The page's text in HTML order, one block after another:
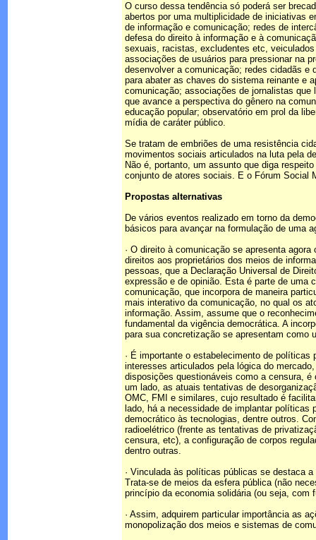
O curso dessa tendência só poderá ser
abertos por uma multiplicidade de iniciativas
de informação e comunicação; redes de
defesa do direito à informação e à
sexuais, racistas, excludentes etc,
associações de usuários para pressionar na
desenvolver a comunicação; redes cidadãs e
para abater as chaves do sistema reinante e
comunicação; associações de jornalistas que
que avance a perspectiva do gênero na
educação popular; observatório em prol da
mídia de caráter público.
Se tratam de embriões de uma resistência
movimentos sociais articulados na luta pela
Não é, portanto, um assunto que diga
conjunto de atores sociais. E o Fórum Social
Propostas alternativas
De vários eventos realizado em torno da
básicos para avançar na formulação de uma
· O direito à comunicação se apresenta
direitos aos proprietários dos meios de
pessoas, que a Declaração Universal de
expressão e de opinião. Esta é parte de uma
comunicação, que incorpora de maneira
mais interativo da comunicação, no qual os
informação. Assim, assume que o
fundamental da vigência democrática. A
para sua concretização se apresentam como
· É importante o estabelecimento de
interesses articulados pela lógica do
disposições questionáveis como a censura,
um lado, as atuais tentativas de
OMC, FMI e similares, cujo resultado é
lado, há a necessidade de implantar políticas
democrático às tecnologias, dentre outros.
radioelétrico (frente as tentativas de
censura, etc), a configuração de corpos
dentro outras.
· Vinculada às políticas públicas se destaca
Trata-se de meios da esfera pública (não
princípio da economia solidária (ou seja, com
· Assim, adquirem particular importância as
monopolização dos meios e sistemas de